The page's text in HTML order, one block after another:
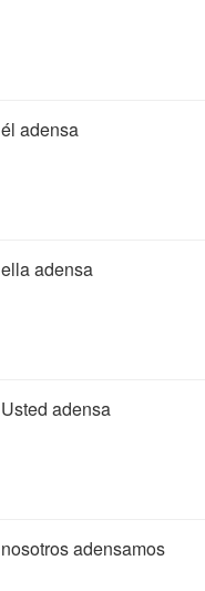
él adensa
ella adensa
Usted adensa
nosotros adensamos